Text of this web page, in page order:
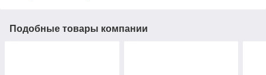
Подобные товары компании